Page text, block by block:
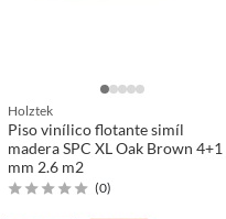
Holztek
Piso vinílico flotante simíl
madera SPC XL Oak Brown 4+1
mm 2.6 m2
(0)